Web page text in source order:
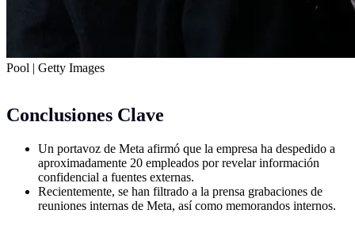
Pool | Getty Images
Conclusiones Clave
Un portavoz de Meta afirmó que la empresa ha despedido a
aproximadamente 20 empleados por revelar información
confidencial a fuentes externas.
Recientemente, se han filtrado a la prensa grabaciones de
reuniones internas de Meta, así como memorandos internos.